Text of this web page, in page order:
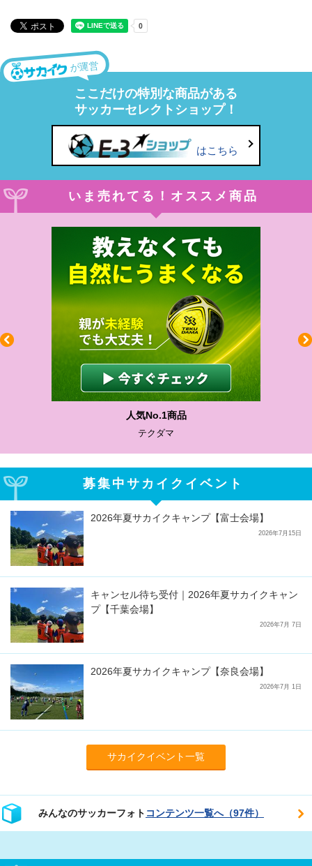
が運営
ここだけの特別な商品がある
サッカーセレクトショップ！
はこちら
いま売れてる！オススメ商品
人気No.1商品
テクダマ
募集中サカイクイベント
2026年夏サカイクキャンプ【富士会場】
2026年7月15日
キャンセル待ち受付｜2026年夏サカイクキャン
プ【千葉会場】
2026年7月 7日
2026年夏サカイクキャンプ【奈良会場】
2026年7月 1日
サカイクイベント一覧
みんなのサッカーフォト コンテンツ一覧へ（97件）